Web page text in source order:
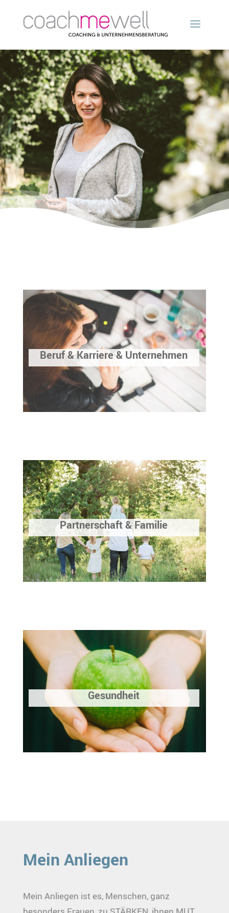
Beruf & Karriere & Unternehmen
Partnerschaft & Familie
Gesundheit
Mein Anliegen
Mein Anliegen ist es, Menschen, ganz